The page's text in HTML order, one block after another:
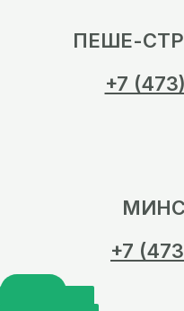
ПЕШЕ-
+7
+7